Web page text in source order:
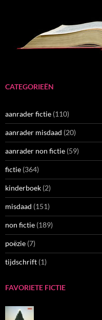
CATEGORIEËN
aanrader fictie (110)
aanrader misdaad (20)
aanrader non fictie (59)
fictie (364)
kinderboek (2)
misdaad (151)
non fictie (189)
poëzie (7)
tijdschrift (1)
FAVORIETE FICTIE